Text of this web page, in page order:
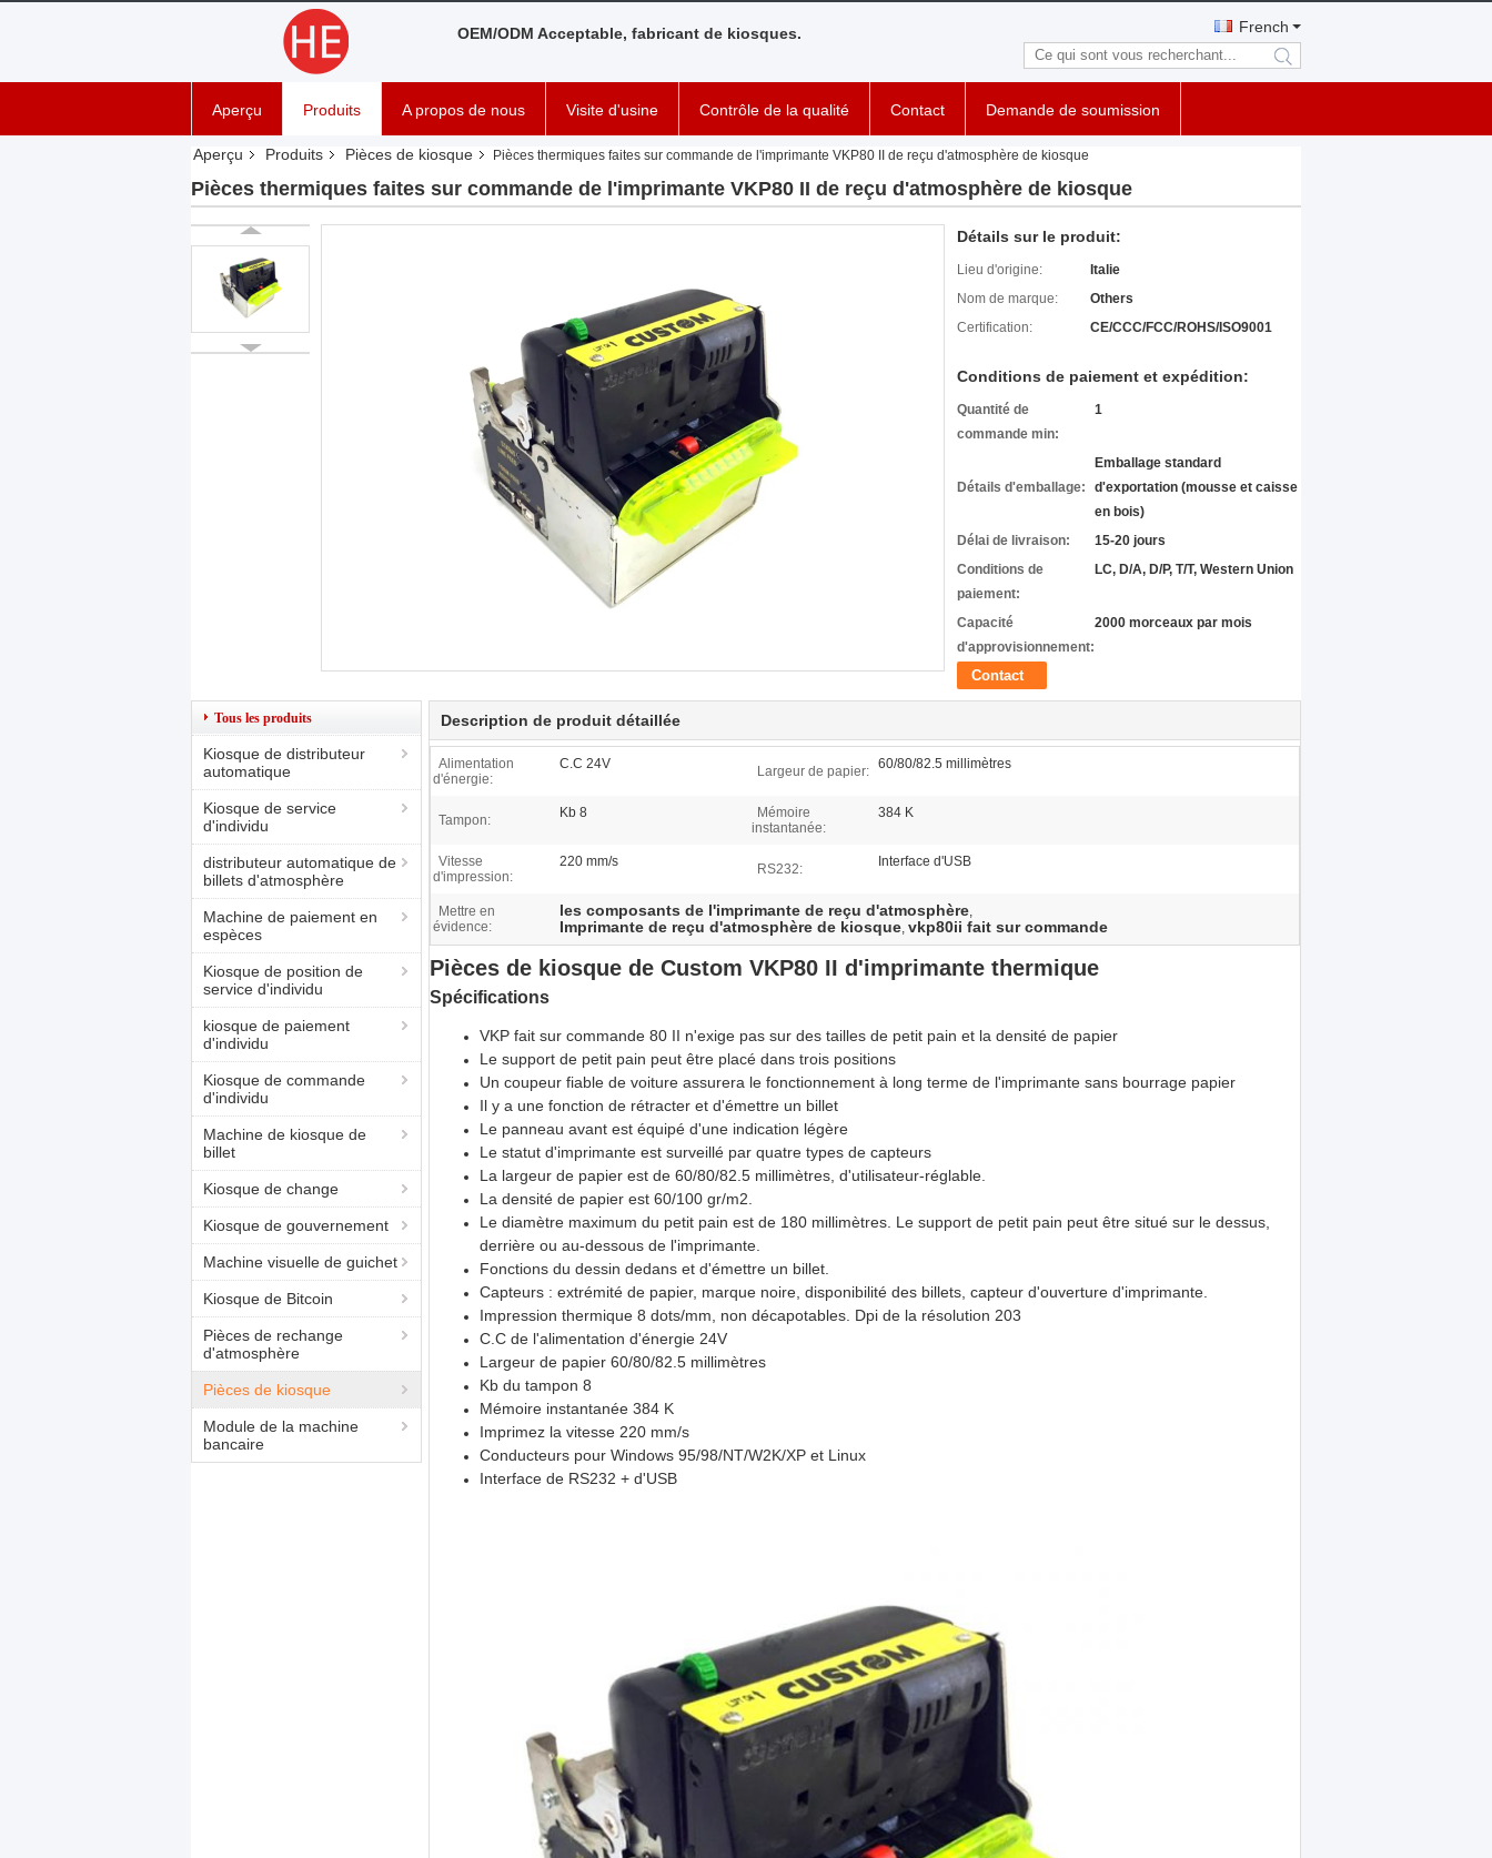
OEM/ODM Acceptable, fabricant de kiosques. French
search
Aperçu Produits A propos de nous Visite d'usine Contrôle de la qualité Contact Demande de soumission
Aperçu Produits Pièces de kiosque Pièces thermiques faites sur commande de l'imprimante VKP80 II de reçu d'atmosphère de kiosque
Pièces thermiques faites sur commande de l'imprimante VKP80 II de reçu d'atmosphère de kiosque
Détails sur le produit:
Lieu d'origine:
Italie
Nom de marque:
Others
Certification:
CE/CCC/FCC/ROHS/ISO9001
Conditions de paiement et expédition:
Quantité de
commande min:
1
Détails d'emballage:
Emballage standard
d'exportation (mousse et caisse
en bois)
Délai de livraison:
15-20 jours
Conditions de
paiement:
LC, D/A, D/P, T/T, Western Union
Capacité
d'approvisionnement:
2000 morceaux par mois
Contact
Tous les produits
Kiosque de distributeur
automatique
Kiosque de service
d'individu
distributeur automatique de
billets d'atmosphère
Machine de paiement en
espèces
Kiosque de position de
service d'individu
kiosque de paiement
d'individu
Kiosque de commande
d'individu
Machine de kiosque de
billet
Kiosque de change
Kiosque de gouvernement
Machine visuelle de guichet
Kiosque de Bitcoin
Pièces de rechange
d'atmosphère
Pièces de kiosque
Module de la machine
bancaire
Description de produit détaillée
Alimentation
d'énergie:
C.C 24V Largeur de papier: 60/80/82.5 millimètres
Tampon: Kb 8
Mémoire
instantanée:
384 K
Vitesse
d'impression:
220 mm/s RS232: Interface d'USB
Mettre en
évidence:
les composants de l'imprimante de reçu d'atmosphère,
Imprimante de reçu d'atmosphère de kiosque, vkp80ii fait sur commande
Pièces de kiosque de Custom VKP80 II d'imprimante thermique
Spécifications
VKP fait sur commande 80 II n'exige pas sur des tailles de petit pain et la densité de papier
Le support de petit pain peut être placé dans trois positions
Un coupeur fiable de voiture assurera le fonctionnement à long terme de l'imprimante sans bourrage papier
Il y a une fonction de rétracter et d'émettre un billet
Le panneau avant est équipé d'une indication légère
Le statut d'imprimante est surveillé par quatre types de capteurs
La largeur de papier est de 60/80/82.5 millimètres, d'utilisateur-réglable.
La densité de papier est 60/100 gr/m2.
Le diamètre maximum du petit pain est de 180 millimètres. Le support de petit pain peut être situé sur le dessus,
derrière ou au-dessous de l'imprimante.
Fonctions du dessin dedans et d'émettre un billet.
Capteurs : extrémité de papier, marque noire, disponibilité des billets, capteur d'ouverture d'imprimante.
Impression thermique 8 dots/mm, non décapotables. Dpi de la résolution 203
C.C de l'alimentation d'énergie 24V
Largeur de papier 60/80/82.5 millimètres
Kb du tampon 8
Mémoire instantanée 384 K
Imprimez la vitesse 220 mm/s
Conducteurs pour Windows 95/98/NT/W2K/XP et Linux
Interface de RS232 + d'USB